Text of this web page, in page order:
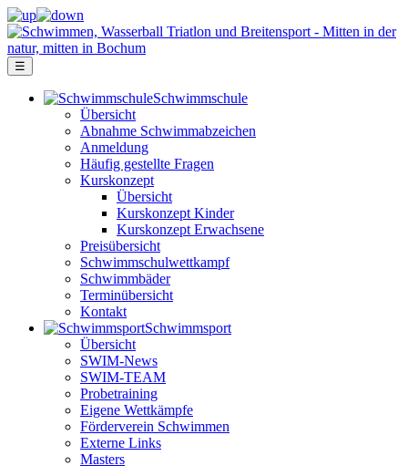
☰
Schwimm­schule
Übersicht
Ab­nah­me Schwimm­ab­zei­chen
Anmeldung
Häufig gestellte Fragen
Kurs­konzept
Übersicht
Kurskonzept Kinder
Kurskonzept Erwachsene
Preis­über­sicht
Schwimm­schul­wett­kampf
Schwimm­bäder
Terminübersicht
Kontakt
Schwimm­sport
Übersicht
SWIM-News
SWIM-TEAM
Probe­training
Eigene Wettkämpfe
Förderverein Schwimmen
Externe Links
Masters